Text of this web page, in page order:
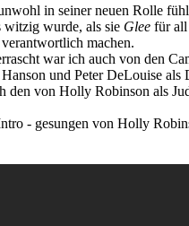
in seiner neuen Rolle
witzig wurde, als sie Glee für all
machen.
war ich auch von den
und Peter DeLouise als
den von Holly Robinson als
- gesungen von Holly